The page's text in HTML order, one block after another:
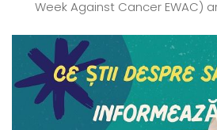
Week Against Cancer EWAC)